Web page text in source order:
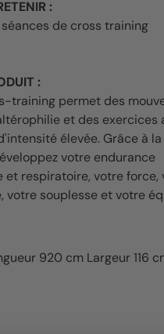
:
de cross training
:
training permet des
et des exercices
élevée. Grâce à
votre endurance
et respiratoire, votre force,
votre souplesse et votre
920 cm Largeur 116